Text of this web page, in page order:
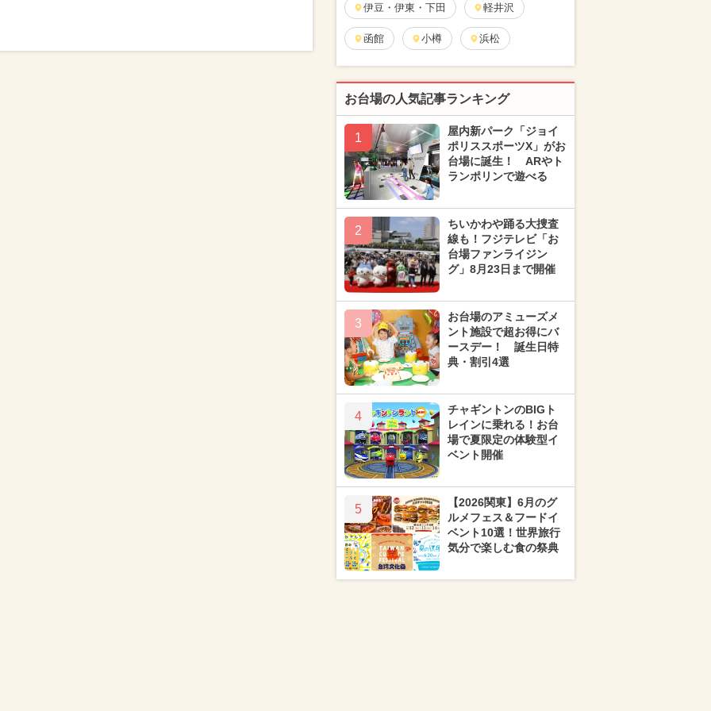
伊豆・伊東・下田 軽井沢
函館 小樽 浜松
お台場の人気記事ランキング
1
屋内新パーク「ジョイ
ポリススポーツX」がお
台場に誕生！ ARやト
ランポリンで遊べる
2
ちいかわや踊る大捜査
線も！フジテレビ「お
台場ファンライジン
グ」8月23日まで開催
3
お台場のアミューズメ
ント施設で超お得にバ
ースデー！ 誕生日特
典・割引4選
4
チャギントンのBIGト
レインに乗れる！お台
場で夏限定の体験型イ
ベント開催
5
【2026関東】6月のグ
ルメフェス＆フードイ
ベント10選！世界旅行
気分で楽しむ食の祭典